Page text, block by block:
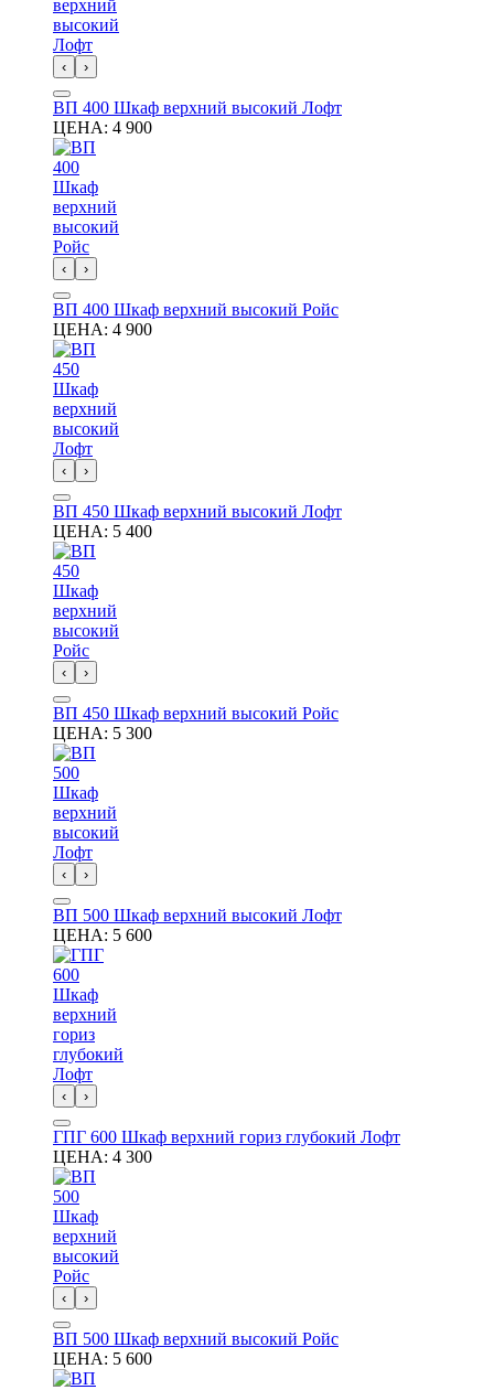
‹ ›
ВП 400 Шкаф верхний высокий Лофт
ЦЕНА: 4 900
‹ ›
ВП 400 Шкаф верхний высокий Ройс
ЦЕНА: 4 900
‹ ›
ВП 450 Шкаф верхний высокий Лофт
ЦЕНА: 5 400
‹ ›
ВП 450 Шкаф верхний высокий Ройс
ЦЕНА: 5 300
‹ ›
ВП 500 Шкаф верхний высокий Лофт
ЦЕНА: 5 600
‹ ›
ГПГ 600 Шкаф верхний гориз глубокий Лофт
ЦЕНА: 4 300
‹ ›
ВП 500 Шкаф верхний высокий Ройс
ЦЕНА: 5 600